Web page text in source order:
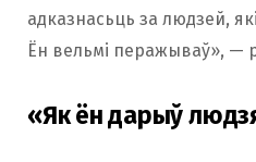
адказнасьць за людзей,
Ён вельмі перажываў», —
«Як ён дарыў